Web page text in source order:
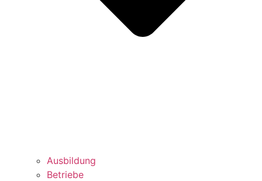
Ausbildung
Betriebe